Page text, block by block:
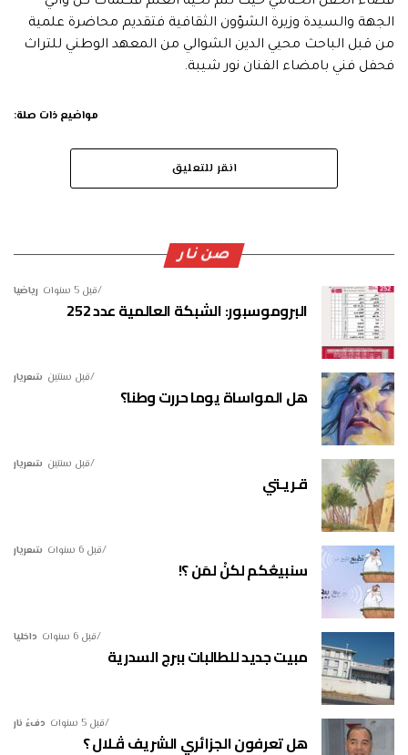
الجهة والسيدة وزيرة الشؤون الثقافية فتقديم محاضرة علمية
من قبل الباحث محيي الدين الشوالي من المعهد الوطني للتراث
فحفل فني بامضاء الفنان نور شيبة.
مواضيع ذات صلة:
انقر للتعليق
صن نار
رياضيا قبل 5 سنوات
البروموسبور: الشبكة العالمية عدد 252
شعريار قبل سنتين
هل المواساة يوما حررت وطنا؟
شعريار قبل سنتين
قـريـتي
شعريار قبل 6 سنوات
سنبيعُكم لكنْ لمَن ؟!
داخليا قبل 6 سنوات
مبيت جديد للطالبات ببرج السدرية
دفءُ نار قبل 5 سنوات
هل تعرفون الجزائري الشريف ڤـلال ؟